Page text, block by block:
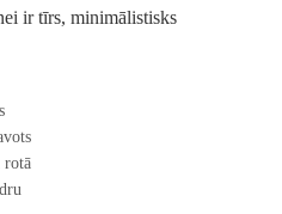
ir tīrs, minimālistisks
rotā